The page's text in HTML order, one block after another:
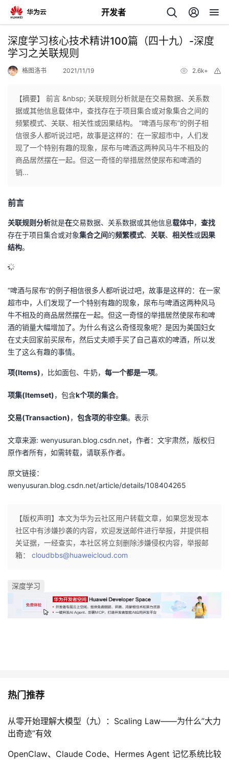
开发者
返
回
个
人
主
页
我
的
开
发
者
的
博
客
我
的
论
坛
我
的
圈
子
我
的
直
播
我
的
活
动
我
的
关
注
我
的
开
发
者
学
堂
我
的
课
程
我
的
认
证
我
的
实
验
我
的
收
我
的
Programs
我
的
支
持
我
的
技
术
支
持
我
的
云
声
建
议
深度学习核心技术精讲100篇（四十九）-深度
学习之关联规则
格图洛书 2021/11/19 2.6k+
【摘要】 前言 &nbsp; 关联规则分析就是在交易数据、关系数
据或其他信息载体中，查找存在于项目集合或对象集合之间的
频繁模式、关联、相关性或因果结构。 “啤酒与尿布”的例子相
信很多人都听说过吧，故事是这样的：在一家超市中，人们发
现了一个特别有趣的现象，尿布与啤酒这两种风马牛不相及的
商品居然摆在一起。但这一奇怪的举措居然使尿布和啤酒的
销...
前言
关联规则分析就是在交易数据、关系数据或其他信息载体中， 查找
存在于项目集合或对象集合之间的频繁模式、 关联、 相关性或因果
结构。
“啤酒与尿布”的例子相信很多人都听说过吧，故事是这样的：在一家
超市中，人们发现了一个特别有趣的现象，尿布与啤酒这两种风马
牛不相及的商品居然摆在一起。但这一奇怪的举措居然使尿布和啤
酒的销量大幅增加了。为什么有这么奇怪现象呢？是因为美国妇女
在丈夫回家前买尿布，然后丈夫顺手买了自己喜欢的啤酒，所以发
生了这么有趣的事情。
项(Items)，比如面包、牛奶， 每一个都是一项。
项集(Itemset)，包含k个项的集合。
交易(Transaction)， 包含项的非空集。表示
文章来源: wenyusuran.blog.csdn.net，作者：文宇肃然，版权归
原作者所有，如需转载，请联系作者。
原文链接：
wenyusuran.blog.csdn.net/article/details/108404265
【版权声明】本文为华为云社区用户转载文章，如果您发现本
社区中有涉嫌抄袭的内容，欢迎发送邮件进行举报，并提供相
关证据，一经查实，本社区将立刻删除涉嫌侵权内容，举报邮
箱： cloudbbs@huaweicloud.com
深度学习
热门推荐
从零开始理解大模型（九）：Scaling Law——为什么”大力
出奇迹”有效
OpenClaw、Claude Code、Hermes Agent 记忆系统比较